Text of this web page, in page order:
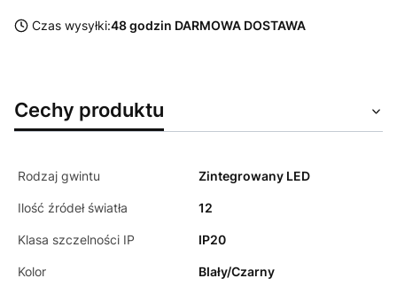
Czas wysyłki:48 godzin DARMOWA DOSTAWA
Cechy produktu
Rodzaj gwintu Zintegrowany LED
Ilość źródeł światła 12
Klasa szczelności IP IP20
Kolor BIały/Czarny